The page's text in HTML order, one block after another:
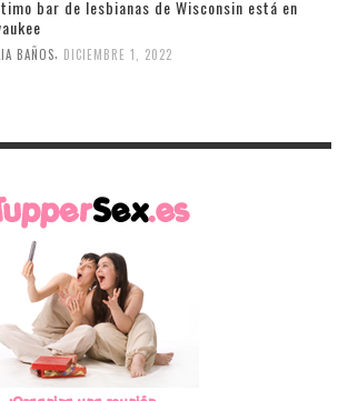
bar de lesbianas de Wisconsin está en
BAÑOS, DICIEMBRE 1, 2022